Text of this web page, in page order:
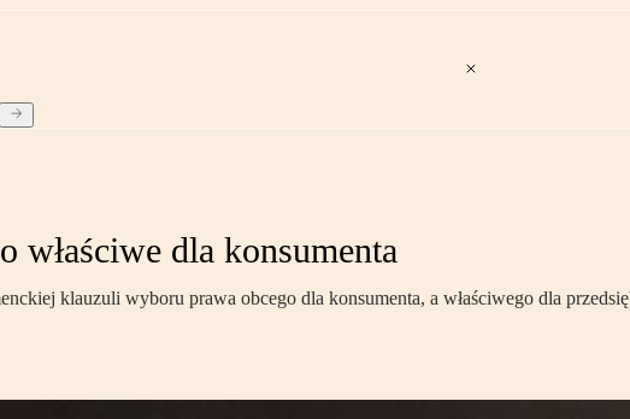
właściwe dla konsumenta
klauzuli wyboru prawa obcego dla konsumenta, a właściwego dla